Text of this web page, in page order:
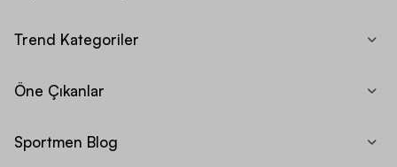
Trend Kategoriler
Öne Çıkanlar
Sportmen Blog